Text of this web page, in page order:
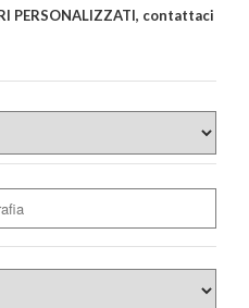
PERSONALIZZATI, contattaci